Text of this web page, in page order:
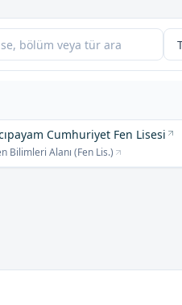
ara
Cumhuriyet Fen Lisesi
Bilimleri Alanı (Fen Lis.)